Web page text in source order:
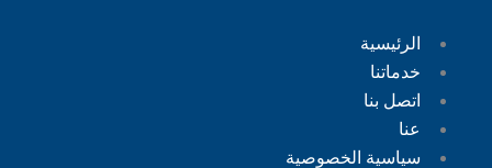
الرئيسية
خدماتنا
اتصل بنا
عنا
سياسية الخصوصية